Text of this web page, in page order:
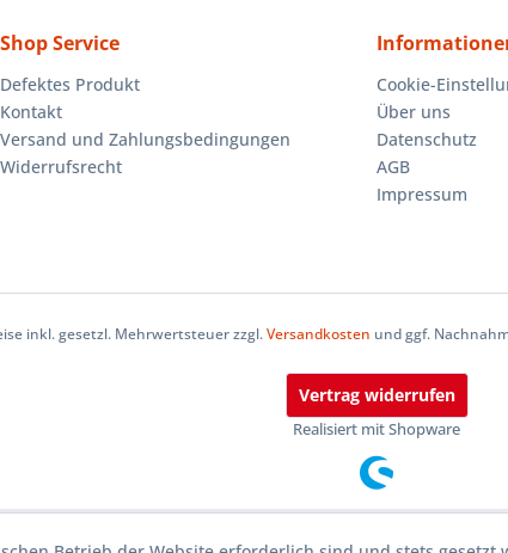
Shop Service
Defektes Produkt
Kontakt
Versand und Zahlungsbedingungen
Widerrufsrecht
Cookie-
Über uns
Datenschutz
AGB
Impressum
inkl. gesetzl. Mehrwertsteuer zzgl.Versandkosten und ggf.
Vertrag widerrufen
Realisiert mit Shopware